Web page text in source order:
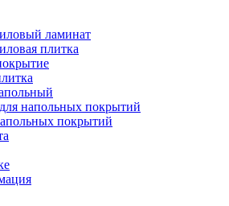
ламинат
плитка
напольных покрытий
покрытий